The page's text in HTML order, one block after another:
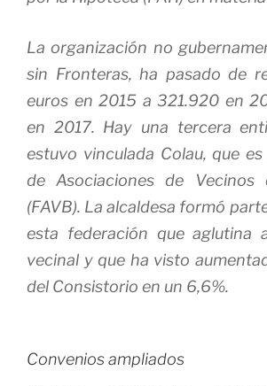
La organización no
sin Fronteras, ha pasado de
euros en 2015 a 321.920 en
en 2017. Hay una tercera
estuvo vinculada Colau, que
de Asociaciones de Vecinos
(FAVB). La alcaldesa formó
esta federación que aglutina
vecinal y que ha visto
del Consistorio en un 6,6%.
Convenios ampliados